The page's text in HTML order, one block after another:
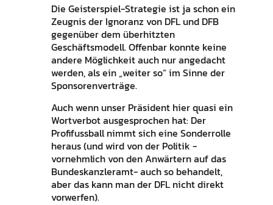
Die Geisterspiel-Strategie ist ja schon ein
Zeugnis der Ignoranz von DFL und DFB
gegenüber dem überhitzten
Geschäftsmodell. Offenbar konnte keine
andere Möglichkeit auch nur angedacht
werden, als ein „weiter so“ im Sinne der
Sponsorenverträge.
Auch wenn unser Präsident hier quasi ein
Wortverbot ausgesprochen hat: Der
Profifussball nimmt sich eine Sonderrolle
heraus (und wird von der Politik -
vornehmlich von den Anwärtern auf das
Bundeskanzleramt- auch so behandelt,
aber das kann man der DFL nicht direkt
vorwerfen).